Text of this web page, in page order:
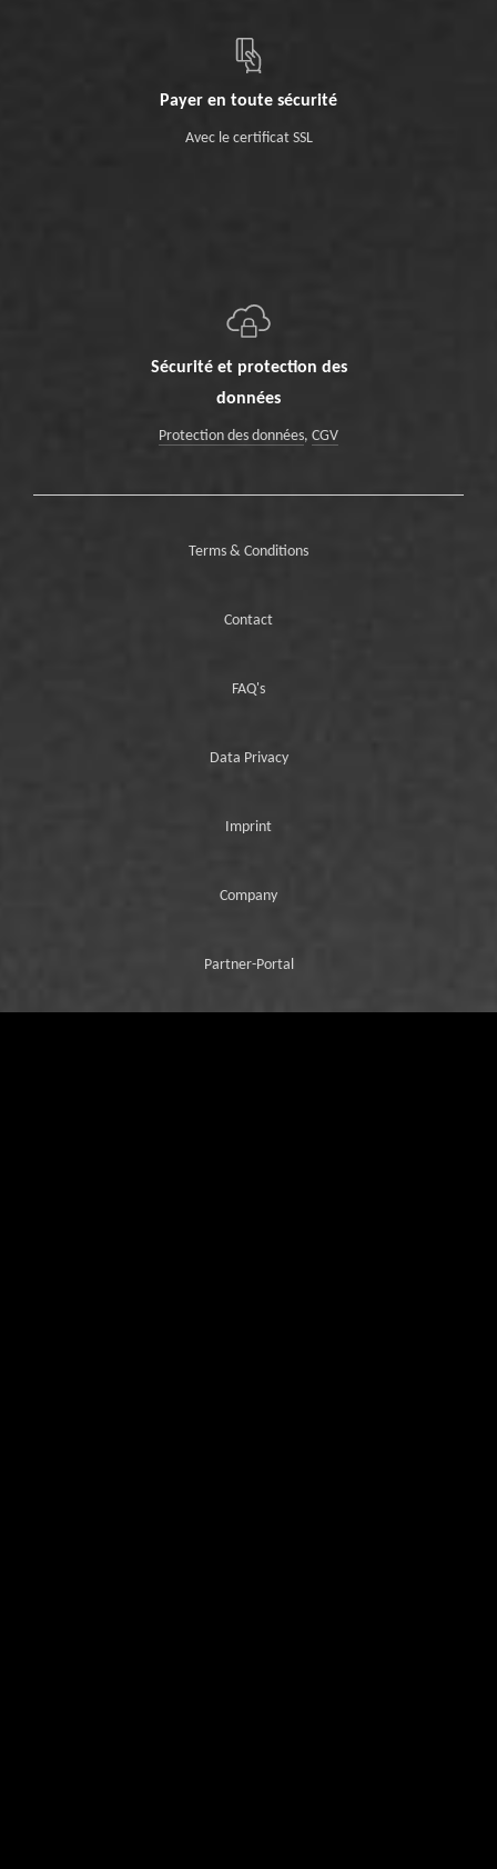
Payer en toute sécurité
Avec le certificat SSL
Sécurité et protection des
données
Protection des données, CGV
Terms & Conditions
Contact
FAQ's
Data Privacy
Imprint
Company
Partner-Portal